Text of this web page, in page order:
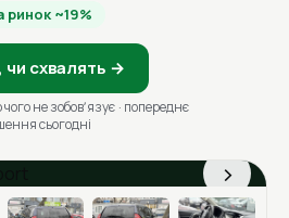
ринок ~19%
чи схвалять →
не зобовʼязує · попереднє
сьогодні
›